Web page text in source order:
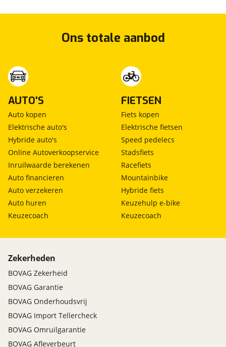
Ons totale aanbod
AUTO'S
Auto kopen
Elektrische auto's
Hybride auto's
Online Autoverkoopservice
Inruilwaarde berekenen
Auto financieren
Auto verzekeren
Auto huren
Keuzecoach
FIETSEN
Fiets kopen
Elektrische fietsen
Speed pedelecs
Stadsfiets
Racefiets
Mountainbike
Hybride fiets
Keuzehulp e-bike
Keuzecoach
Zekerheden
BOVAG Zekerheid
BOVAG Garantie
BOVAG Onderhoudsvrij
BOVAG Import Tellercheck
BOVAG Omruilgarantie
BOVAG Afleverbeurt